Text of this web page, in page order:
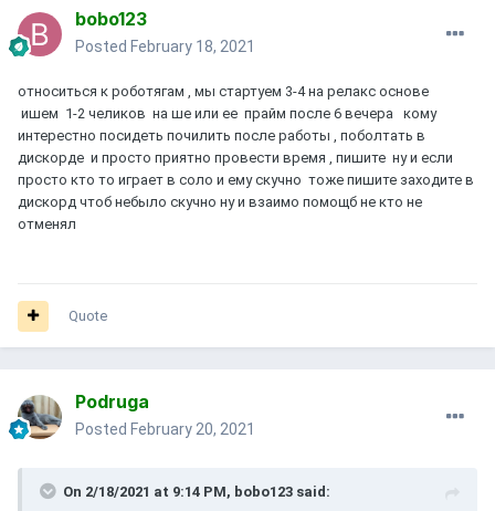
bobo123
Posted February 18, 2021
относиться к роботягам , мы стартуем 3-4 на релакс основе
ишем 1-2 челиков на ше или ее прайм после 6 вечера кому
интерестно посидеть почилить после работы , поболтать в
дискорде и просто приятно провести время , пишите ну и если
просто кто то играет в соло и ему скучно тоже пишите заходите в
дискорд чтоб небыло скучно ну и взаимо помощб не кто не
отменял
Quote
Podruga
Posted February 20, 2021
On 2/18/2021 at 9:14 PM, bobo123 said: